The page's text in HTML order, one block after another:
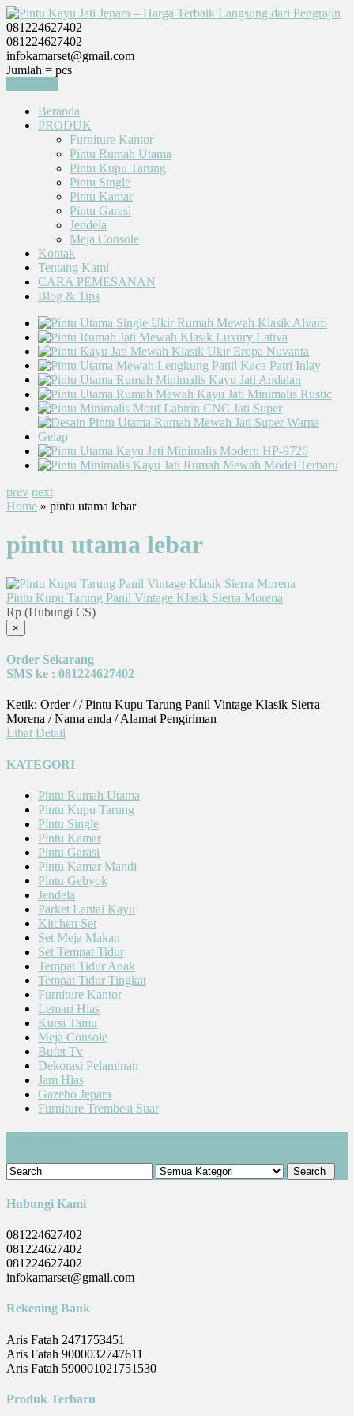
081224627402
081224627402
infokamarset@gmail.com
Jumlah = pcs
Beranda
PRODUK
Furniture Kantor
Pintu Rumah Utama
Pintu Kupu Tarung
Pintu Single
Pintu Kamar
Pintu Garasi
Jendela
Meja Console
Kontak
Tentang Kami
CARA PEMESANAN
Blog & Tips
prev next
Home » pintu utama lebar
pintu utama lebar
Pintu Kupu Tarung Panil Vintage Klasik Sierra Morena
Rp (Hubungi CS)
×
Order Sekarang
SMS ke : 081224627402
Ketik: Order / / Pintu Kupu Tarung Panil Vintage Klasik Sierra
Morena / Nama anda / Alamat Pengiriman
Lihat Detail
KATEGORI
Pintu Rumah Utama
Pintu Kupu Tarung
Pintu Single
Pintu Kamar
Pintu Garasi
Pintu Kamar Mandi
Pintu Gebyok
Jendela
Parket Lantai Kayu
Kitchen Set
Set Meja Makan
Set Tempat Tidur
Tempat Tidur Anak
Tempat Tidur Tingkat
Furniture Kantor
Lemari Hias
Kursi Tamu
Meja Console
Bufet Tv
Dekorasi Pelaminan
Jam Hias
Gazebo Jepara
Furniture Trembesi Suar
Hubungi Kami
081224627402
081224627402
081224627402
infokamarset@gmail.com
Rekening Bank
Aris Fatah 2471753451
Aris Fatah 9000032747611
Aris Fatah 590001021751530
Produk Terbaru